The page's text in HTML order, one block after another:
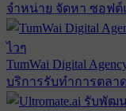
จำหน่าย จัดหา ซอฟ
TumWai Digital
บริการรับทำการตลา